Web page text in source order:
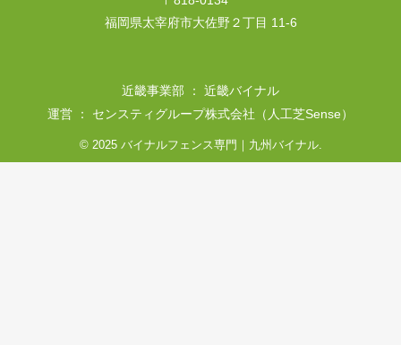
福岡県太宰府市大佐野２丁目 11-6
近畿事業部 ： 近畿バイナル
運営 ： センスティグループ株式会社（人工芝Sense）
© 2025 バイナルフェンス専門｜九州バイナル.